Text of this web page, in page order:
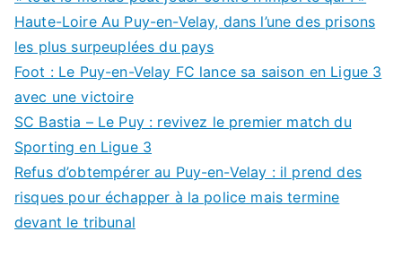
Haute-Loire Au Puy-en-Velay, dans l’une des prisons
les plus surpeuplées du pays
Foot : Le Puy-en-Velay FC lance sa saison en Ligue 3
avec une victoire
SC Bastia – Le Puy : revivez le premier match du
Sporting en Ligue 3
Refus d’obtempérer au Puy-en-Velay : il prend des
risques pour échapper à la police mais termine
devant le tribunal